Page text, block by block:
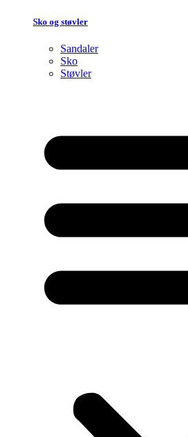
Sko og støvler
Sandaler
Sko
Støvler